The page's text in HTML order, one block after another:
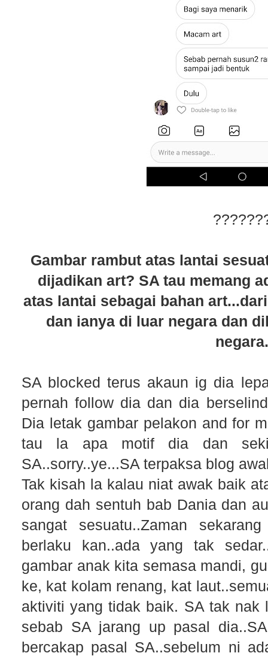
Gambar rambut atas lantai
dijadikan art? SA tau memang
atas lantai sebagai bahan
dan ianya di luar negara dan
SA blocked terus akaun ig dia
pernah follow dia dan dia
Dia letak gambar pelakon and for
tau la apa motif dia dan
SA..sorry..ye...SA terpaksa blog
Tak kisah la kalau niat awak baik
orang dah sentuh bab Dania dan
sangat sesuatu..Zaman
berlaku kan..ada yang tak
gambar anak kita semasa mandi,
ke, kat kolam renang, kat
aktiviti yang tidak baik. SA tak nak
sebab SA jarang up pasal
bercakap pasal SA..sebelum ni